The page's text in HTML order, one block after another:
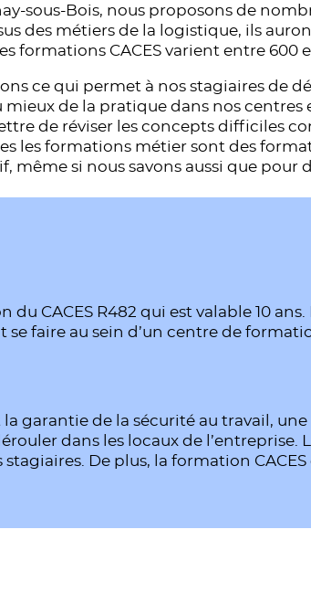
sous-Bois, nous proposons de
des métiers de la logistique, ils
formations CACES varient entre 600
ce qui permet à nos stagiaires de
de la pratique dans nos centres
de réviser les concepts difficiles
les formations métier sont des
si nous savons aussi que
du CACES R482 qui est valable 10
se faire au sein d’un centre de
garantie de la sécurité au travail,
dans les locaux de l’entreprise.
De plus, la formation